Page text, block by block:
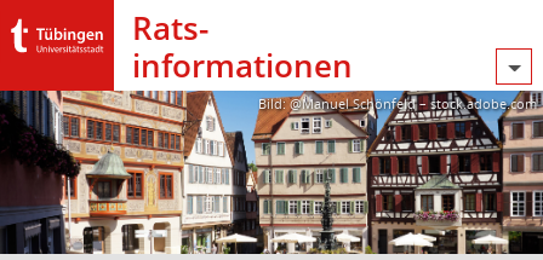
Rats­
informationen
Bild: @Manuel Schönfeld – stock.adobe.com